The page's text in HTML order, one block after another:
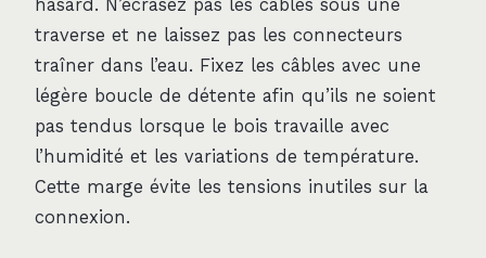
hasard. N’écrasez pas les câbles sous une
traverse et ne laissez pas les connecteurs
traîner dans l’eau. Fixez les câbles avec une
légère boucle de détente afin qu’ils ne soient
pas tendus lorsque le bois travaille avec
l’humidité et les variations de température.
Cette marge évite les tensions inutiles sur la
connexion.